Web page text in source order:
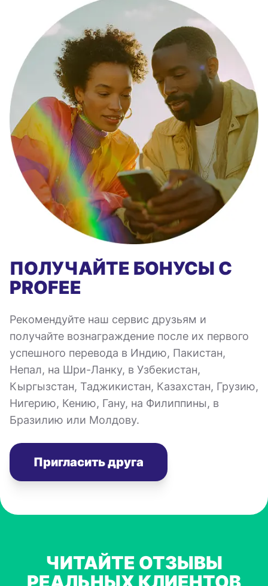
ПОЛУЧАЙТЕ БОНУСЫ С
PROFEE
Рекомендуйте наш сервис друзьям и
получайте вознаграждение после их первого
успешного перевода в Индию, Пакистан,
Непал, на Шри-Ланку, в Узбекистан,
Кыргызстан, Таджикистан, Казахстан, Грузию,
Нигерию, Кению, Гану, на Филиппины, в
Бразилию или Молдову.
Пригласить друга
ЧИТАЙТЕ ОТЗЫВЫ
РЕАЛЬНЫХ КЛИЕНТОВ